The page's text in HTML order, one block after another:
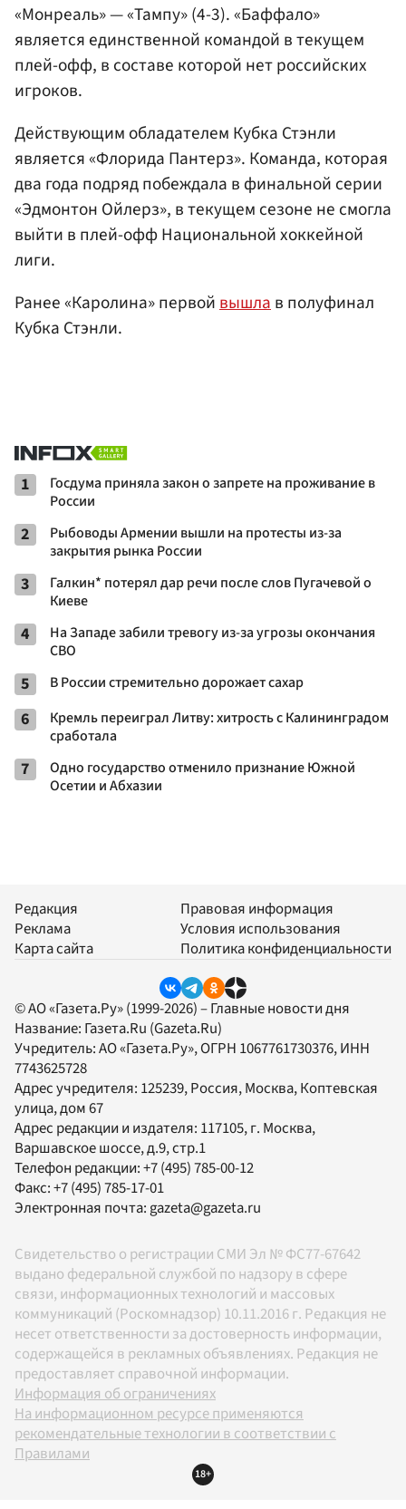
«Монреаль» — «Тампу» (4-3). «Баффало»
является единственной командой в текущем
плей-офф, в составе которой нет российских
игроков.
Действующим обладателем Кубка Стэнли
является «Флорида Пантерз». Команда, которая
два года подряд побеждала в финальной серии
«Эдмонтон Ойлерз», в текущем сезоне не смогла
выйти в плей-офф Национальной хоккейной
лиги.
Ранее «Каролина» первойвышлав полуфинал
Кубка Стэнли.
1
Госдума приняла закон о запрете на проживание в
России
2
Рыбоводы Армении вышли на протесты из-за
закрытия рынка России
3
Галкин* потерял дар речи после слов Пугачевой о
Киеве
4
На Западе забили тревогу из-за угрозы окончания
СВО
5 В России стремительно дорожает сахар
6
Кремль переиграл Литву: хитрость с Калининградом
сработала
7
Одно государство отменило признание Южной
Осетии и Абхазии
Редакция
Реклама
Карта сайта
Правовая информация
Условия использования
Политика конфиденциальности
© АО «Газета.Ру» (1999-2026) – Главные новости дня
Название: Газета.Ru (Gazeta.Ru)
Учредитель:АО «Газета.Ру», ОГРН 1067761730376, ИНН
7743625728
Адрес учредителя: 125239, Россия, Москва, Коптевская
улица, дом 67
Адрес редакции и издателя: 117105, г. Москва,
Варшавское шоссе, д.9, стр.1
Телефон редакции:+7 (495) 785-00-12
Факс:+7 (495) 785-17-01
Электронная почта: gazeta@gazeta.ru
Свидетельство о регистрации СМИ Эл № ФС77-67642
выдано федеральной службой по надзору в сфере
связи, информационных технологий и массовых
коммуникаций (Роскомнадзор) 10.11.2016 г. Редакция не
несет ответственности за достоверность информации,
содержащейся в рекламных объявлениях. Редакция не
предоставляет справочной информации.
Информация об ограничениях
На информационном ресурсе применяются
рекомендательные технологии в соответствии с
Правилами
18+